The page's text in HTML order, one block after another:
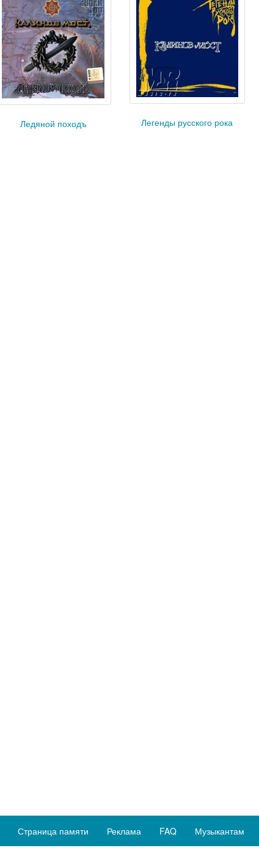
Ледяной походъ Легенды русского рока
Страница памяти Реклама FAQ Музыкантам